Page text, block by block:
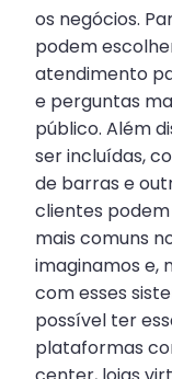
os negócios.
podem
atendimento
e perguntas
público. Além
ser incluídas,
de barras e
clientes
mais comuns
imaginamos e,
com esses
possível ter
plataformas